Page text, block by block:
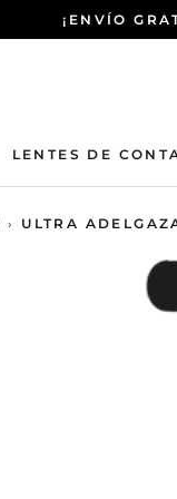
¡ENVÍO
LENTES DE
› ULTRA